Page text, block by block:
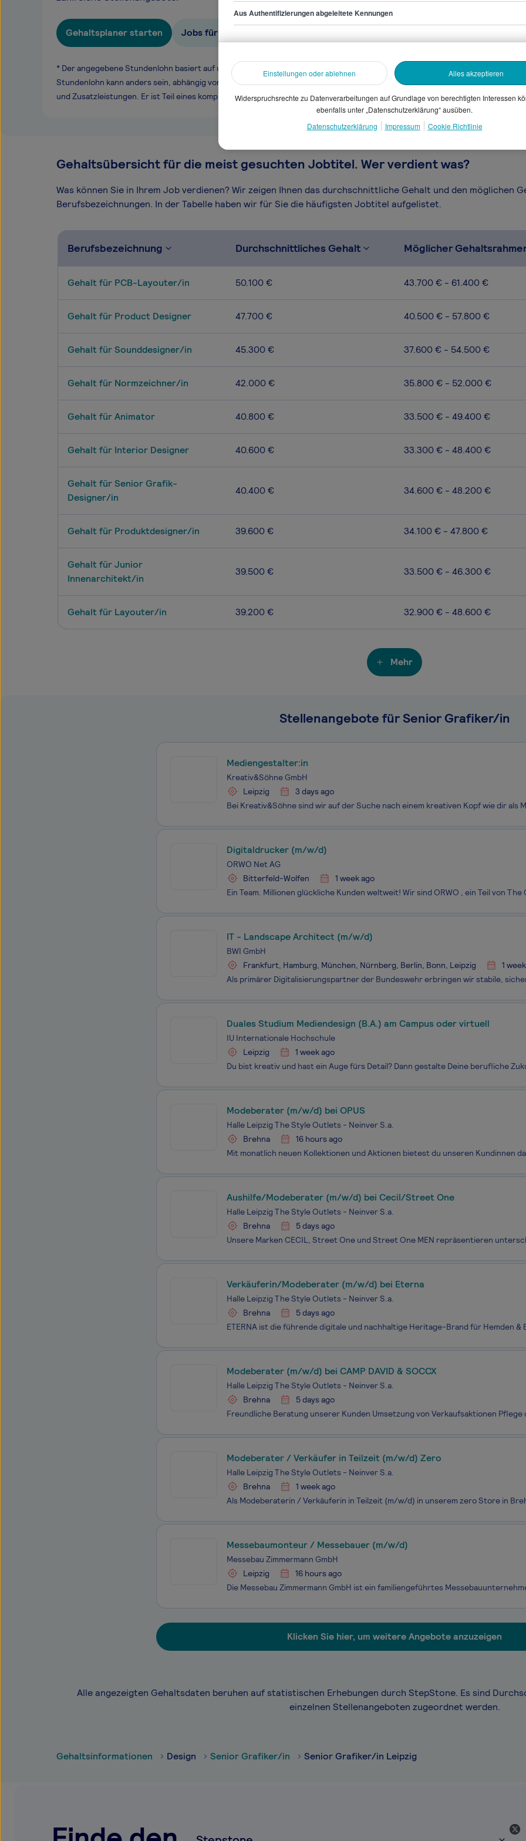
Gehaltsplaner starten Jobs für Senior Grafiker/in
* Der angegebene Stundenlohn basiert auf unseren gesammelten Daten. Dein
Stundenlohn kann anders sein, abhängig von Überstunden, Branche, Selbstständigkeit
und Zusatzleistungen. Er ist Teil eines komplexen Vergütungssystems.
Gehaltsübersicht für die meist gesuchten Jobtitel. Wer verdient was?
Was können Sie in Ihrem Job verdienen? Wir zeigen Ihnen das durchschnittliche Gehalt und den möglichen
Berufsbezeichnungen. In der Tabelle haben wir für Sie die häufigsten Jobtitel aufgelistet.
Berufsbezeichnung Durchschnittliches Gehalt Möglicher
Gehalt für PCB-Layouter/in 50.100 € 43.700 € - 61.400 €
Gehalt für Product Designer 47.700 € 40.500 € - 57.800 €
Gehalt für Sounddesigner/in 45.300 € 37.600 € - 54.500 €
Gehalt für Normzeichner/in 42.000 € 35.800 € - 52.000 €
Gehalt für Animator 40.800 € 33.500 € - 49.400 €
Gehalt für Interior Designer 40.600 € 33.300 € - 48.400 €
Gehalt für Senior Grafik-
Designer/in
40.400 € 34.600 € - 48.200 €
Gehalt für Produktdesigner/in 39.600 € 34.100 € - 47.800 €
Gehalt für Junior
Innenarchitekt/in
39.500 € 33.500 € - 46.300 €
Gehalt für Layouter/in 39.200 € 32.900 € - 48.600 €
Mehr
Stellenangebote für Senior Grafiker/in
Mediengestalter:in
Kreativ&Söhne GmbH
Leipzig
3 days ago
Digitaldrucker (m/w/d)
ORWO Net AG
Bitterfeld-Wolfen
1 week ago
IT - Landscape Architect (m/w/d)
BWI GmbH
Frankfurt, Hamburg, München, Nürnberg, Berlin, Bonn, Leipzig
1
Duales Studium Mediendesign (B.A.) am Campus oder virtuell
IU Internationale Hochschule
Leipzig
1 week ago
Modeberater (m/w/d) bei OPUS
Halle Leipzig The Style Outlets - Neinver S.a.
Brehna
16 hours ago
Aushilfe/Modeberater (m/w/d) bei Cecil/Street One
Halle Leipzig The Style Outlets - Neinver S.a.
Brehna
5 days ago
Verkäuferin/Modeberater (m/w/d) bei Eterna
Halle Leipzig The Style Outlets - Neinver S.a.
Brehna
5 days ago
Modeberater (m/w/d) bei CAMP DAVID & SOCCX
Halle Leipzig The Style Outlets - Neinver S.a.
Brehna
5 days ago
Modeberater / Verkäufer in Teilzeit (m/w/d) Zero
Halle Leipzig The Style Outlets - Neinver S.a.
Brehna
1 week ago
Messebaumonteur / Messebauer (m/w/d)
Messebau Zimmermann GmbH
Leipzig
16 hours ago
Klicken Sie hier, um weitere Angebote anzuzeigen
Alle angezeigten Gehaltsdaten beruhen auf statistischen Erhebungen durch StepStone. Es sind
einzelnen Stellenangeboten zugeordnet werden.
Gehaltsinformationen Design Senior Grafiker/in Senior Grafiker/in Leipzig
Aus Authentifizierungen abgeleitete Kennungen
Einstellungen oder ablehnen Alles akzeptieren
Widerspruchsrechte zu Datenverarbeitungen auf Grundlage von berechtigten Interessen
ebenfalls unter „Datenschutzerklärung“ ausüben.
Datenschutzerklärung
Impressum Cookie Richtlinie